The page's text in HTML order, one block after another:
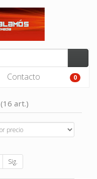
Contacto 0
(16 art.)
Sig.